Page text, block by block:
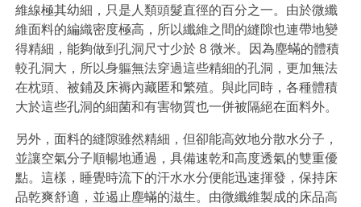
維線極其幼細，只是人類頭髮直徑的百分之一。由於微纖
維面料的編織密度極高，所以纖維之間的縫隙也連帶地變
得精細，能夠做到孔洞尺寸少於 8 微米。因為塵蟎的體積
較孔洞大，所以身軀無法穿過這些精細的孔洞，更加無法
在枕頭、被鋪及床褥內藏匿和繁殖。與此同時，各種體積
大於這些孔洞的細菌和有害物質也一併被隔絕在面料外。
另外，面料的縫隙雖然精細，但卻能高效地分散水分子，
並讓空氣分子順暢地通過，具備速乾和高度透氣的雙重優
點。這樣，睡覺時流下的汗水水分便能迅速揮發，保持床
品乾爽舒適，並遏止塵蟎的滋生。由微纖維製成的床品高